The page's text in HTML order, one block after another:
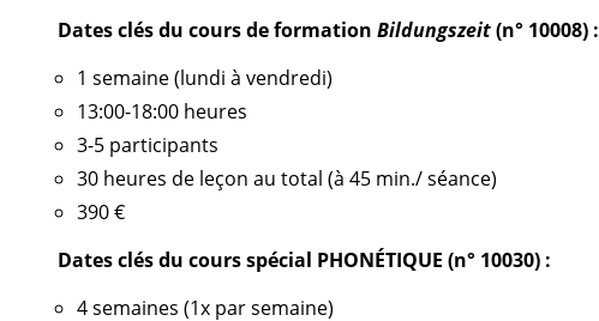
Dates clés du cours de formation Bildungszeit(n° 10008) :
1 semaine (lundi à vendredi)
13:00-18:00 heures
3-5 participants
30 heures de leçon au total (à 45 min./ séance)
390 €
Dates clés du cours spécial PHONÉTIQUE (n° 10030) :
4 semaines (1x par semaine)